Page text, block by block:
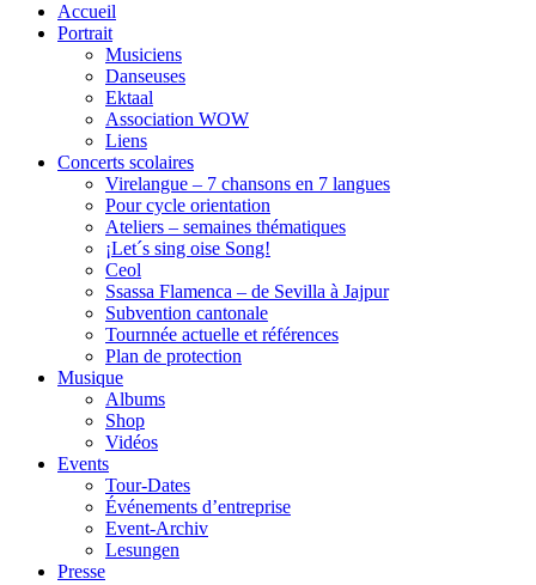
Accueil
Portrait
Musiciens
Danseuses
Ektaal
Association WOW
Liens
Concerts scolaires
Virelangue – 7 chansons en 7 langues
Pour cycle orientation
Ateliers – semaines thématiques
¡Let´s sing oise Song!
Ceol
Ssassa Flamenca – de Sevilla à Jajpur
Subvention cantonale
Tournnée actuelle et références
Plan de protection
Musique
Albums
Shop
Vidéos
Events
Tour-Dates
Événements d’entreprise
Event-Archiv
Lesungen
Presse